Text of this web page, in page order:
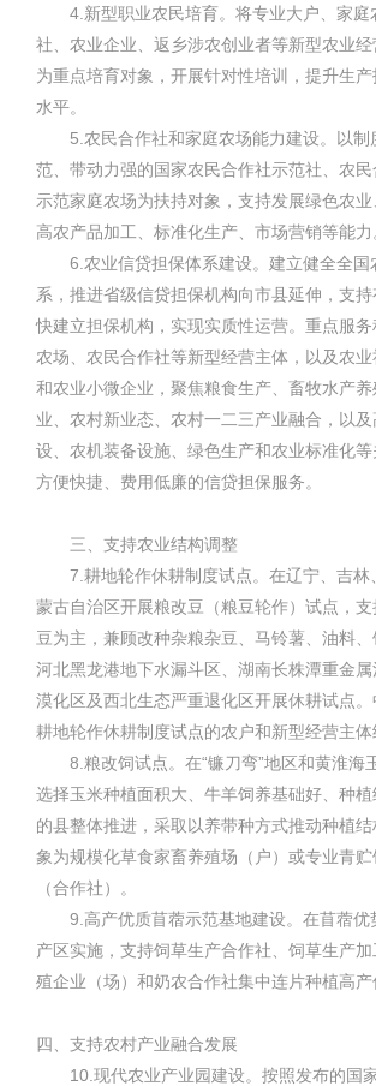
4.新型职业农民培育。将专业大户、家庭
社、农业企业、返乡涉农创业者等新型农业
为重点培育对象，开展针对性培训，提升生
水平。
5.农民合作社和家庭农场能力建设。以制
范、带动力强的国家农民合作社示范社、农
示范家庭农场为扶持对象，支持发展绿色农
高农产品加工、标准化生产、市场营销等能力
6.农业信贷担保体系建设。建立健全全国
系，推进省级信贷担保机构向市县延伸，支
快建立担保机构，实现实质性运营。重点服
农场、农民合作社等新型经营主体，以及农
和农业小微企业，聚焦粮食生产、畜牧水产
业、农村新业态、农村一二三产业融合，以
设、农机装备设施、绿色生产和农业标准化
方便快捷、费用低廉的信贷担保服务。
三、支持农业结构调整
7.耕地轮作休耕制度试点。在辽宁、吉林
蒙古自治区开展粮改豆（粮豆轮作）试点，
豆为主，兼顾改种杂粮杂豆、马铃薯、油料
河北黑龙港地下水漏斗区、湖南长株潭重金
漠化区及西北生态严重退化区开展休耕试点
耕地轮作休耕制度试点的农户和新型经营主体
8.粮改饲试点。在“镰刀弯”地区和黄淮海玉
选择玉米种植面积大、牛羊饲养基础好、种
的县整体推进，采取以养带种方式推动种植
象为规模化草食家畜养殖场（户）或专业青
（合作社）。
9.高产优质苜蓿示范基地建设。在苜蓿优
产区实施，支持饲草生产合作社、饲草生产
殖企业（场）和奶农合作社集中连片种植高产
四、支持农村产业融合发展
10.现代农业产业园建设。按照发布的国